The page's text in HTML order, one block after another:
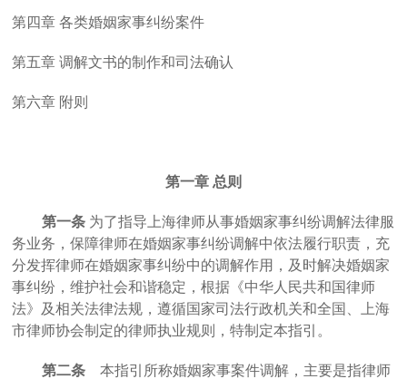
第四章 各类婚姻家事纠纷案件
第五章 调解文书的制作和司法确认
第六章 附则
第一章 总则
第一条 为了指导上海律师从事婚姻家事纠纷调解法律服
务业务，保障律师在婚姻家事纠纷调解中依法履行职责，充
分发挥律师在婚姻家事纠纷中的调解作用，及时解决婚姻家
事纠纷，维护社会和谐稳定，根据《中华人民共和国律师
法》及相关法律法规，遵循国家司法行政机关和全国、上海
市律师协会制定的律师执业规则，特制定本指引。
第二条 本指引 所称婚姻家事案件调解，主要是指律师